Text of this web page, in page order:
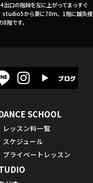
出口の階段を左に上がってまっすぐ
studio5から東に70m。1階に鍼灸接
8階です。
SCHOOL
レッスン料一覧
スケジュール
プライベートレッスン